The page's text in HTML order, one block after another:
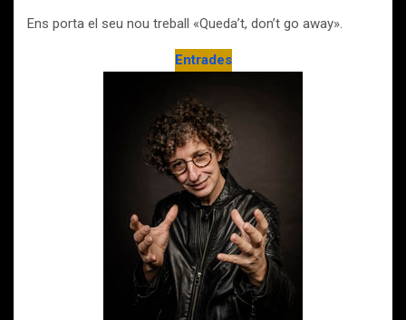
Ens porta el seu nou treball «Queda’t, don’t go away».
Entrades